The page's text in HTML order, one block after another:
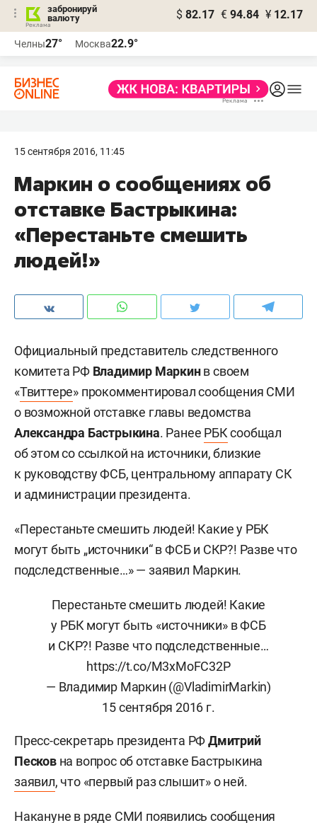
забронируй
валюту
$ 82.17 € 94.84 ¥ 12.17
Челны27° Москва22.9°
15 сентября 2016, 11:45
Маркин о сообщениях об
отставке Бастрыкина:
«Перестаньте смешить
людей!»
Официальный представитель следственного
комитета РФ Владимир Маркинв своем
«Твиттере» прокомментировал сообщения СМИ
о возможной отставке главы ведомства
Александра Бастрыкина. Ранее РБКсообщал
об этом со ссылкой на источники, близкие
к руководству ФСБ, центральному аппарату СК
и администрации президента.
«Перестаньте смешить людей! Какие у РБК
могут быть „источники“ в ФСБ и СКР?! Разве что
подследственные…» — заявил Маркин.
Перестаньте смешить людей! Какие
у РБК могут быть «источники» в ФСБ
и СКР?! Разве что подследственные…
https://t.co/M3xMoFC32P
— Владимир Маркин (@VladimirMarkin)
15 сентября 2016 г.
Пресс-секретарь президента РФДмитрий
Песковна вопрос об отставке Бастрыкина
заявил, что «первый раз слышит» о ней.
Накануне в ряде СМИ появились сообщения